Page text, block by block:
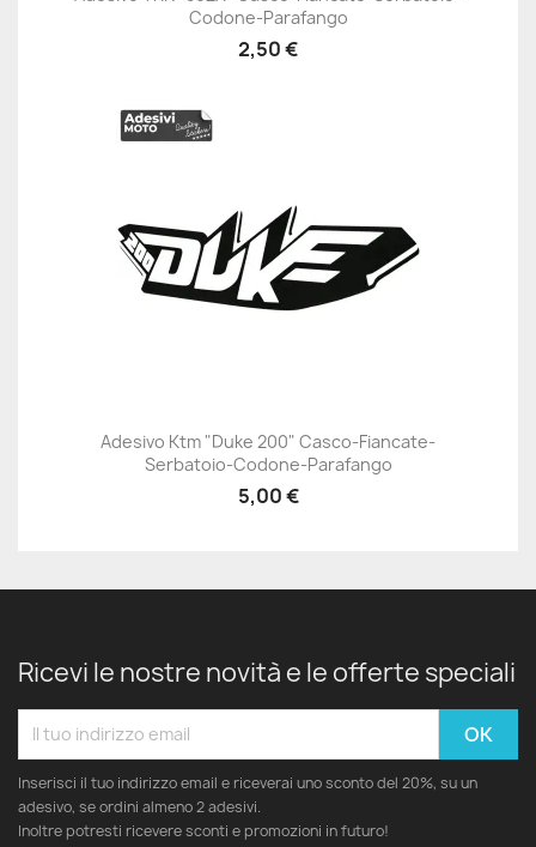
Codone-Parafango
2,50 €
Adesivo Ktm "Duke 200" Casco-Fiancate-
Serbatoio-Codone-Parafango
5,00 €
Ricevi le nostre novità e le offerte speciali
Inserisci il tuo indirizzo email e riceverai uno sconto del 20%, su un
adesivo, se ordini almeno 2 adesivi.
Inoltre potresti ricevere sconti e promozioni in futuro!